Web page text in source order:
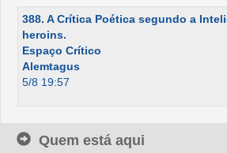
388. A Crítica Poética segundo a
heroins.
Espaço Crítico
Alemtagus
5/8 19:57
Quem está aqui